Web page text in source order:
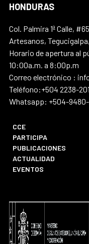
HONDURAS
Col. Palmira 1ª Calle,
Artesanos,
Horario de apertura al
10:00a.m. a 8:00p.m
Correo electrónico :
Teléfono:+504 2238-
Whatsapp: +504-9480-
CCE
PARTICIPA
PUBLICACIONES
ACTUALIDAD
EVENTOS